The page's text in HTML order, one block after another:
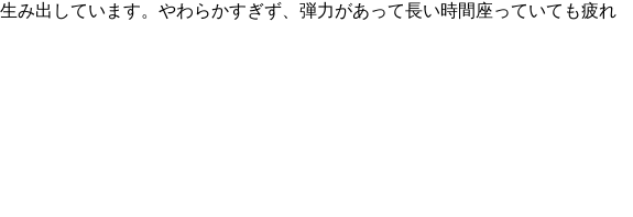
み出しています。やわらかすぎず、弾力があって長い時間座っていても疲れ